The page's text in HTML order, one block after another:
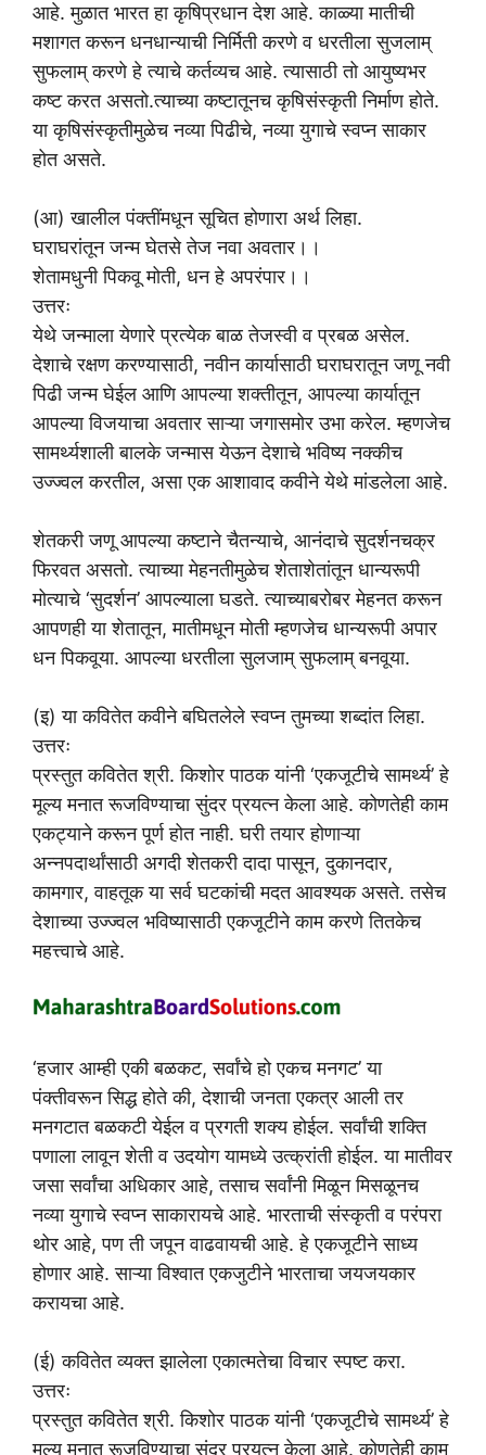
आहे. मुळात भारत हा कृषिप्रधान देश आहे. काळ्या मातीची
मशागत करून धनधान्याची निर्मिती करणे व धरतीला सुजलाम्
सुफलाम् करणे हे त्याचे कर्तव्यच आहे. त्यासाठी तो आयुष्यभर
कष्ट करत असतो.त्याच्या कष्टातूनच कृषिसंस्कृती निर्माण होते.
या कृषिसंस्कृतीमुळेच नव्या पिढीचे, नव्या युगाचे स्वप्न साकार
होत असते.
(आ) खालील पंक्तींमधून सूचित होणारा अर्थ लिहा.
घराघरांतून जन्म घेतसे तेज नवा अवतार।।
शेतामधुनी पिकवू मोती, धन हे अपरंपार।।
उत्तरः
येथे जन्माला येणारे प्रत्येक बाळ तेजस्वी व प्रबळ असेल.
देशाचे रक्षण करण्यासाठी, नवीन कार्यासाठी घराघरातून जणू नवी
पिढी जन्म घेईल आणि आपल्या शक्तीतून, आपल्या कार्यातून
आपल्या विजयाचा अवतार साऱ्या जगासमोर उभा करेल. म्हणजेच
सामर्थ्यशाली बालके जन्मास येऊन देशाचे भविष्य नक्कीच
उज्ज्वल करतील, असा एक आशावाद कवीने येथे मांडलेला आहे.
शेतकरी जणू आपल्या कष्टाने चैतन्याचे, आनंदाचे सुदर्शनचक्र
फिरवत असतो. त्याच्या मेहनतीमुळेच शेताशेतांतून धान्यरूपी
मोत्याचे ‘सुदर्शन’ आपल्याला घडते. त्याच्याबरोबर मेहनत करून
आपणही या शेतातून, मातीमधून मोती म्हणजेच धान्यरूपी अपार
धन पिकवूया. आपल्या धरतीला सुलजाम् सुफलाम् बनवूया.
(इ) या कवितेत कवीने बघितलेले स्वप्न तुमच्या शब्दांत लिहा.
उत्तरः
प्रस्तुत कवितेत श्री. किशोर पाठक यांनी ‘एकजूटीचे सामर्थ्य’ हे
मूल्य मनात रूजविण्याचा सुंदर प्रयत्न केला आहे. कोणतेही काम
एकट्याने करून पूर्ण होत नाही. घरी तयार होणाऱ्या
अन्नपदार्थांसाठी अगदी शेतकरी दादा पासून, दुकानदार,
कामगार, वाहतूक या सर्व घटकांची मदत आवश्यक असते. तसेच
देशाच्या उज्ज्वल भविष्यासाठी एकजूटीने काम करणे तितकेच
महत्त्वाचे आहे.
‘हजार आम्ही एकी बळकट, सर्वांचे हो एकच मनगट’ या
पंक्तीवरून सिद्ध होते की, देशाची जनता एकत्र आली तर
मनगटात बळकटी येईल व प्रगती शक्य होईल. सर्वांची शक्ति
पणाला लावून शेती व उदयोग यामध्ये उत्क्रांती होईल. या मातीवर
जसा सर्वांचा अधिकार आहे, तसाच सर्वांनी मिळून मिसळूनच
नव्या युगाचे स्वप्न साकारायचे आहे. भारताची संस्कृती व परंपरा
थोर आहे, पण ती जपून वाढवायची आहे. हे एकजूटीने साध्य
होणार आहे. साऱ्या विश्वात एकजुटीने भारताचा जयजयकार
करायचा आहे.
(ई) कवितेत व्यक्त झालेला एकात्मतेचा विचार स्पष्ट करा.
उत्तरः
प्रस्तुत कवितेत श्री. किशोर पाठक यांनी ‘एकजूटीचे सामर्थ्य’ हे
मूल्य मनात रूजविण्याचा सुंदर प्रयत्न केला आहे. कोणतेही काम